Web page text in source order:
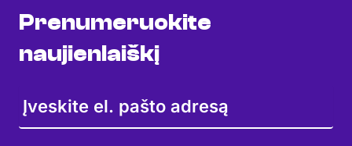
Prenumeruokite
naujienlaiškį